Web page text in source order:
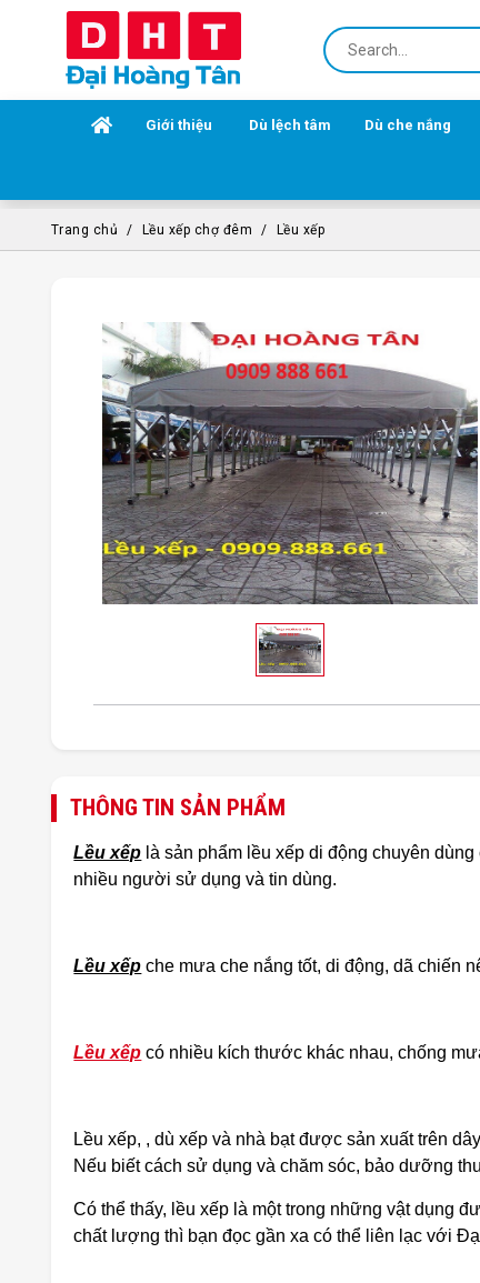
Giới thiệu Dù lệch tâm Dù che nắng
Trang chủ Lều xếp chợ đêm Lều xếp
THÔNG TIN SẢN PHẨM
Lều xếp là sản phẩm lều xếp di động chuyên
nhiều người sử dụng và tin dùng.
Lều xếp che mưa che nắng tốt, di động, dã chiến
Lều xếp có nhiều kích thước khác nhau, chống
Lều xếp, , dù xếp và nhà bạt được sản xuất trên
Nếu biết cách sử dụng và chăm sóc, bảo dưỡng
Có thể thấy, lều xếp là một trong những vật dụng
chất lượng thì bạn đọc gần xa có thể liên lạc với